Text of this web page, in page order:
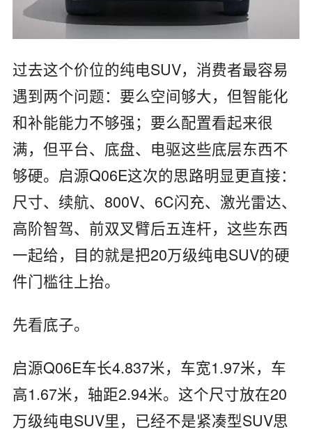
过去这个价位的纯电SUV，消费者最容易
遇到两个问题：要么空间够大，但智能化
和补能能力不够强；要么配置看起来很
满，但平台、底盘、电驱这些底层东西不
够硬。启源Q06E这次的思路明显更直接：
尺寸、续航、800V、6C闪充、激光雷达、
高阶智驾、前双叉臂后五连杆，这些东西
一起给，目的就是把20万级纯电SUV的硬
件门槛往上抬。
先看底子。
启源Q06E车长4.837米，车宽1.97米，车
高1.67米，轴距2.94米。这个尺寸放在20
万级纯电SUV里，已经不是紧凑型SUV思